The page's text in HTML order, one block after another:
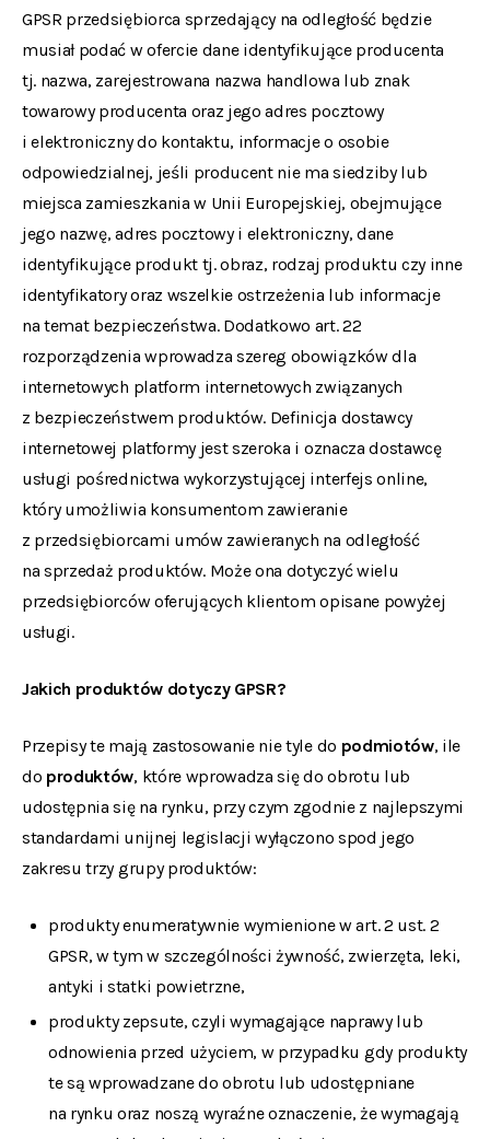
GPSR przedsiębiorca sprzedający na odległość będzie
musiał podać w ofercie dane identyfikujące producenta
tj. nazwa, zarejestrowana nazwa handlowa lub znak
towarowy producenta oraz jego adres pocztowy
i elektroniczny do kontaktu, informacje o osobie
odpowiedzialnej, jeśli producent nie ma siedziby lub
miejsca zamieszkania w Unii Europejskiej, obejmujące
jego nazwę, adres pocztowy i elektroniczny, dane
identyfikujące produkt tj. obraz, rodzaj produktu czy inne
identyfikatory oraz wszelkie ostrzeżenia lub informacje
na temat bezpieczeństwa. Dodatkowo art. 22
rozporządzenia wprowadza szereg obowiązków dla
internetowych platform internetowych związanych
z bezpieczeństwem produktów. Definicja dostawcy
internetowej platformy jest szeroka i oznacza dostawcę
usługi pośrednictwa wykorzystującej interfejs online,
który umożliwia konsumentom zawieranie
z przedsiębiorcami umów zawieranych na odległość
na sprzedaż produktów. Może ona dotyczyć wielu
przedsiębiorców oferujących klientom opisane powyżej
usługi.
Jakich produktów dotyczy GPSR?
Przepisy te mają zastosowanie nie tyle do podmiotów, ile
do produktów, które wprowadza się do obrotu lub
udostępnia się na rynku, przy czym zgodnie z najlepszymi
standardami unijnej legislacji wyłączono spod jego
zakresu trzy grupy produktów:
produkty enumeratywnie wymienione w art. 2 ust. 2
GPSR, w tym w szczególności żywność, zwierzęta, leki,
antyki i statki powietrzne,
produkty zepsute, czyli wymagające naprawy lub
odnowienia przed użyciem, w przypadku gdy produkty
te są wprowadzane do obrotu lub udostępniane
na rynku oraz noszą wyraźne oznaczenie, że wymagają